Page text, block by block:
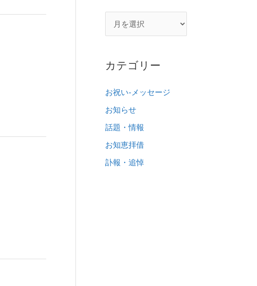
カテゴリー
お祝い-メッセージ
お知らせ
話題・情報
お知恵拝借
訃報・追悼